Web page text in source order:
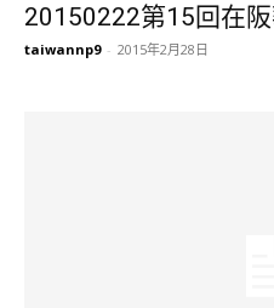
20150222第15回在
taiwannp9 - 2015年2月28日